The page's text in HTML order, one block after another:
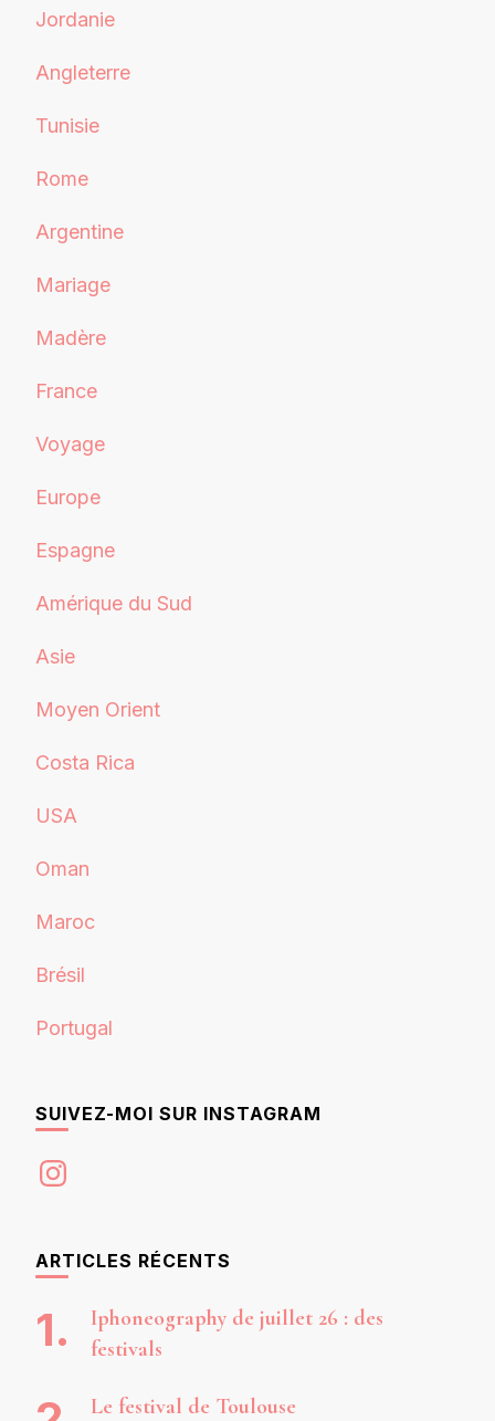
Jordanie
Angleterre
Tunisie
Rome
Argentine
Mariage
Madère
France
Voyage
Europe
Espagne
Amérique du Sud
Asie
Moyen Orient
Costa Rica
USA
Oman
Maroc
Brésil
Portugal
SUIVEZ-MOI SUR INSTAGRAM
Instagram
ARTICLES RÉCENTS
Iphoneography de juillet 26 : des
festivals
Le festival de Toulouse